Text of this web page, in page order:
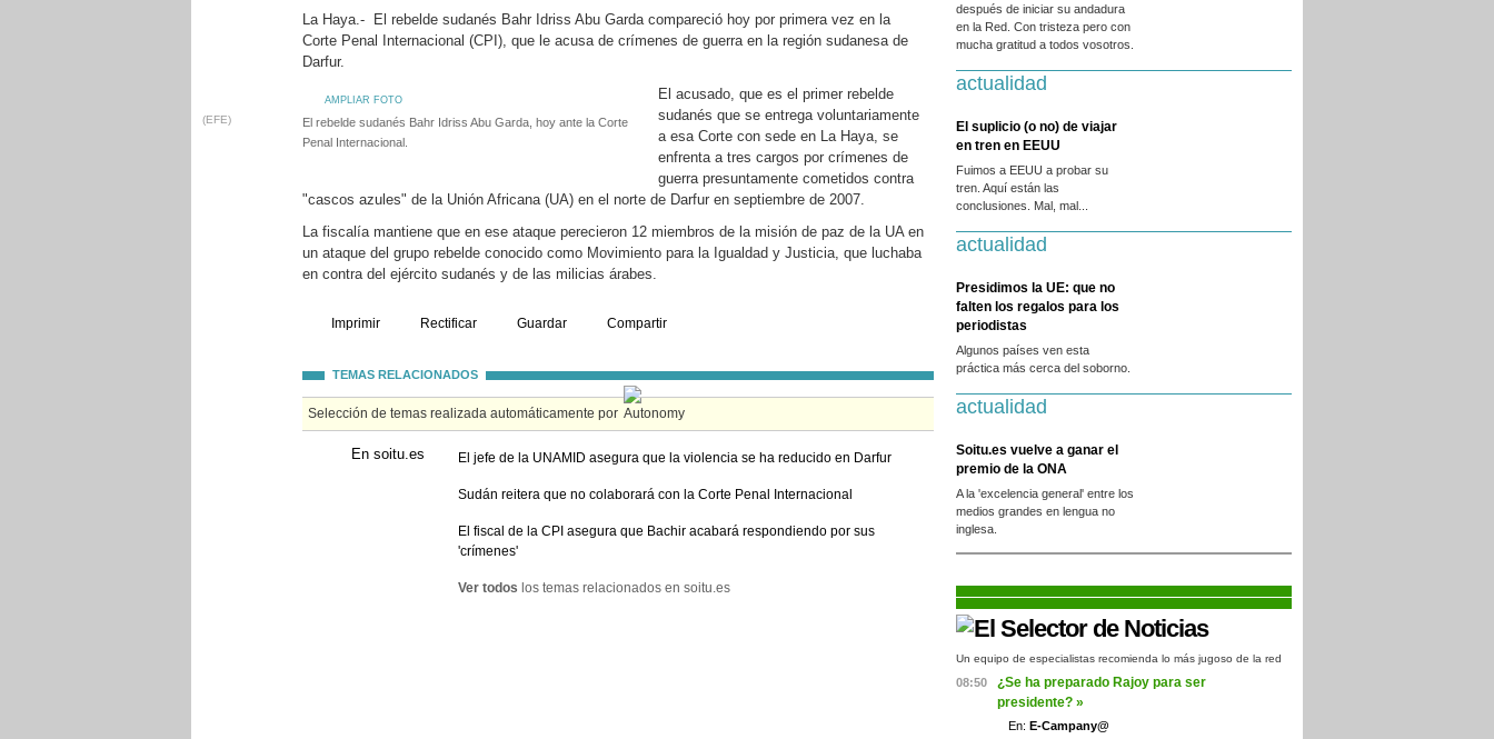
La Haya.- El rebelde sudanés Bahr Idriss Abu Garda compareció hoy por primera vez en la
Corte Penal Internacional (CPI), que le acusa de crímenes de guerra en la región sudanesa de
Darfur.
AMPLIAR FOTO
(EFE)
El rebelde sudanés Bahr Idriss Abu Garda, hoy ante la Corte
Penal Internacional.
El acusado, que es el primer rebelde
sudanés que se entrega voluntariamente
a esa Corte con sede en La Haya, se
enfrenta a tres cargos por crímenes de
guerra presuntamente cometidos contra
"cascos azules" de la Unión Africana (UA) en el norte de Darfur en septiembre de 2007.
La fiscalía mantiene que en ese ataque perecieron 12 miembros de la misión de paz de la UA en
un ataque del grupo rebelde conocido como Movimiento para la Igualdad y Justicia, que luchaba
en contra del ejército sudanés y de las milicias árabes.
Imprimir Rectificar Guardar Compartir
TEMAS RELACIONADOS
Selección de temas realizada automáticamente por
En soitu.es El jefe de la UNAMID asegura que la violencia se ha reducido en Darfur
Sudán reitera que no colaborará con la Corte Penal Internacional
El fiscal de la CPI asegura que Bachir acabará respondiendo por sus
'crímenes'
Ver todos los temas relacionados en soitu.es
después de iniciar su andadura
en la Red. Con tristeza pero con
mucha gratitud a todos vosotros.
actualidad
El suplicio (o no) de viajar
en tren en EEUU
Fuimos a EEUU a probar su
tren. Aquí están las
conclusiones. Mal, mal...
actualidad
Presidimos la UE: que no
falten los regalos para los
periodistas
Algunos países ven esta
práctica más cerca del soborno.
actualidad
Soitu.es vuelve a ganar el
premio de la ONA
A la 'excelencia general' entre los
medios grandes en lengua no
inglesa.
Un equipo de especialistas recomienda lo más jugoso de la red
08:50
¿Se ha preparado Rajoy para ser
presidente? »
En: E-Campany@